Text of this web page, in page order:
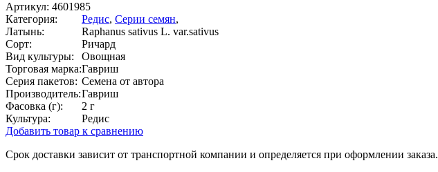
Артикул: 4601985
Категория:
Редис, Серии семян,
Латынь:
Raphanus sativus L. var.sativus
Сорт:
Ричард
Вид культуры:
Овощная
Торговая марка:Гавриш
Серия пакетов: Семена от автора
Производитель:Гавриш
Фасовка (г):
2 г
Культура:
Редис
Добавить товар к сравнению
Срок доставки зависит от транспортной компании и определяется при оформлении заказа.